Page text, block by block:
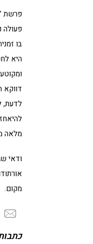
פרשת
בו
היא
דווקא
לדעת,
מלאה
ודאי
מקום.